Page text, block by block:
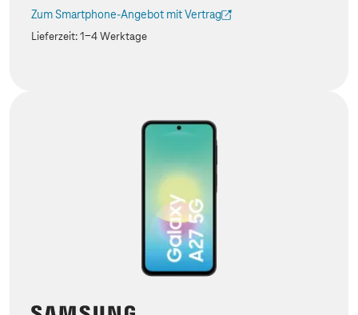
Zum Smartphone-Angebot mit Vertrag
(Der Link wird in einem neuen Tab geöffnet)
Lieferzeit:1-4 Werktage